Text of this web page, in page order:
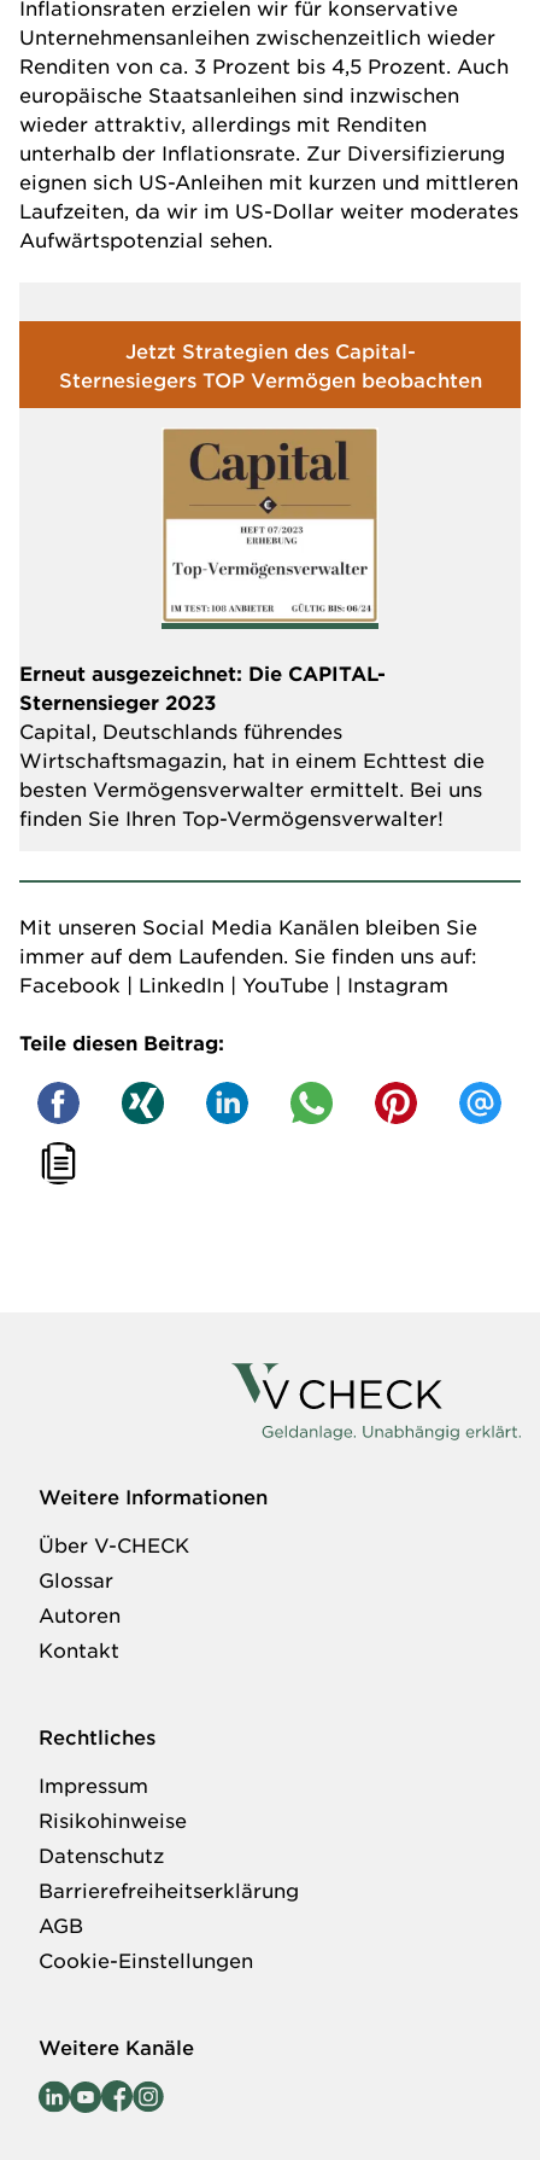
Inflationsraten erzielen wir für konservative
Unternehmensanleihen zwischenzeitlich wieder
Renditen von ca. 3 Prozent bis 4,5 Prozent. Auch
europäische Staatsanleihen sind inzwischen
wieder attraktiv, allerdings mit Renditen
unterhalb der Inflationsrate. Zur Diversifizierung
eignen sich US-Anleihen mit kurzen und mittleren
Laufzeiten, da wir im US-Dollar weiter moderates
Aufwärtspotenzial sehen.
Jetzt Strategien des Capital-
Sternesiegers TOP Vermögen beobachten
Erneut ausgezeichnet: Die CAPITAL-
Sternensieger 2023
Capital, Deutschlands führendes
Wirtschaftsmagazin, hat in einem Echttest die
besten Vermögensverwalter ermittelt. Bei uns
finden Sie Ihren Top-Vermögensverwalter!
Mit unseren Social Media Kanälen bleiben Sie
immer auf dem Laufenden. Sie finden uns auf:
Facebook | LinkedIn | YouTube | Instagram
Teile diesen Beitrag:
Weitere Informationen
Über V-CHECK
Glossar
Autoren
Kontakt
Rechtliches
Impressum
Risikohinweise
Datenschutz
Barrierefreiheitserklärung
AGB
Cookie-Einstellungen
Weitere Kanäle